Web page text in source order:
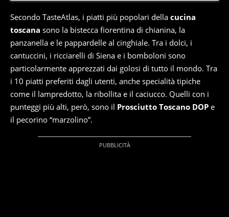
Secondo TasteAtlas, i piatti più popolari della cucina
toscana sono la bistecca fiorentina di chianina, la
panzanella e le pappardelle al cinghiale. Tra i dolci, i
cantuccini, i ricciarelli di Siena e i bomboloni sono
particolarmente apprezzati dai golosi di tutto il mondo. Tra
i 10 piatti preferiti dagli utenti, anche specialità tipiche
come il lampredotto, la ribollita e il caciucco. Quelli con i
punteggi più alti, però, sono il Prosciutto Toscano DOP e
il pecorino “marzolino”.